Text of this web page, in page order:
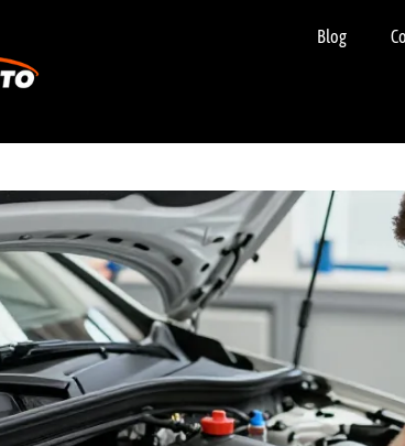
Blog